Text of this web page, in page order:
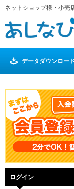
ネットショップ様・小売
データダウンロード
ログイン